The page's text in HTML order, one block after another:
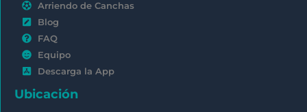
Arriendo de Canchas
Blog
FAQ
Equipo
Descarga la App
Ubicación